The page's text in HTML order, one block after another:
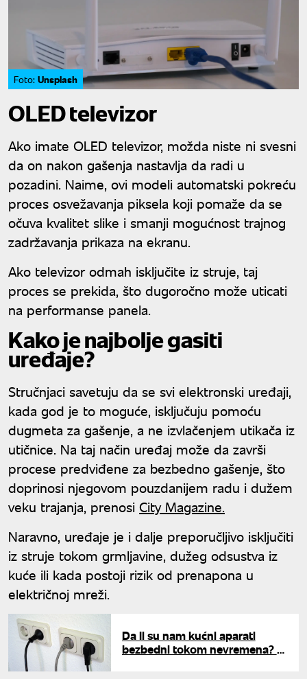
Foto: Unsplash
OLED televizor
Ako imate OLED televizor, možda niste ni svesni
da on nakon gašenja nastavlja da radi u
pozadini. Naime, ovi modeli automatski pokreću
proces osvežavanja piksela koji pomaže da se
očuva kvalitet slike i smanji mogućnost trajnog
zadržavanja prikaza na ekranu.
Ako televizor odmah isključite iz struje, taj
proces se prekida, što dugoročno može uticati
na performanse panela.
Kako je najbolje gasiti
uređaje?
Stručnjaci savetuju da se svi elektronski uređaji,
kada god je to moguće, isključuju pomoću
dugmeta za gašenje, a ne izvlačenjem utikača iz
utičnice. Na taj način uređaj može da završi
procese predviđene za bezbedno gašenje, što
doprinosi njegovom pouzdanijem radu i dužem
veku trajanja, prenosi City Magazine.
Naravno, uređaje je i dalje preporučljivo isključiti
iz struje tokom grmljavine, dužeg odsustva iz
kuće ili kada postoji rizik od prenapona u
električnoj mreži.
Da li su nam kućni aparati
bezbedni tokom nevremena? U